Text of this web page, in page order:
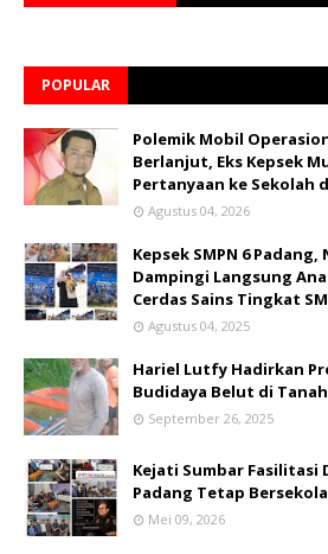
POPULAR
Polemik Mobil
Berlanjut, Eks Kepsek
Pertanyaan ke Sekolah
Agustus 04, 2026
Kepsek SMPN 6
Dampingi Langsung
Cerdas Sains Tingkat
Agustus 04, 2025
Hariel Lutfy Hadirkan
Budidaya Belut di
September 26, 2025
Kejati Sumbar Fasilitasi
Padang Tetap
Mei 09, 2026